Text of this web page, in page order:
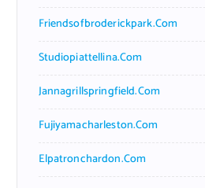
Friendsofbroderickpark.com
Studiopiattellina.com
Jannagrillspringfield.com
Fujiyamacharleston.com
Elpatronchardon.com